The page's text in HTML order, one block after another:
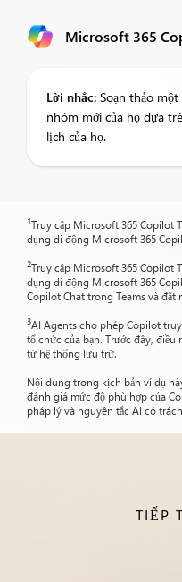
Microsoft 365
Lời nhắc: Soạn thảo
nhóm mới của họ dựa
lịch của họ.
1Truy cập Microsoft 365 Copilot
dụng di động Microsoft 365
2Truy cập Microsoft 365 Copilot
dụng di động Microsoft 365
Copilot Chat trong Teams và đặt
3AI Agents cho phép Copilot
tổ chức của bạn. Trước đây, điều
từ hệ thống lưu trữ.
Nội dung trong kịch bản ví dụ
đánh giá mức độ phù hợp của
pháp lý và nguyên tắc AI có
TIẾP